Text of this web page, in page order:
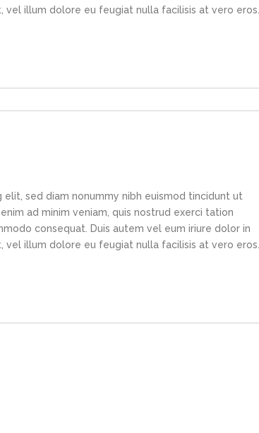
illum dolore eu feugiat nulla facilisis at vero eros...
sed diam nonummy nibh euismod tincidunt ut
ad minim veniam, quis nostrud exerci tation
consequat. Duis autem vel eum iriure dolor in
illum dolore eu feugiat nulla facilisis at vero eros...